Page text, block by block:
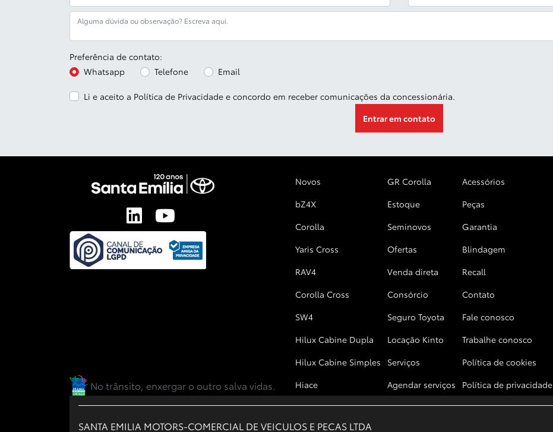
Preferência de contato:
Whatsapp
Telefone Email
Li e aceito a Política de Privacidade e concordo em receber comunicações da concessionária.
Entrar em contato
No trânsito, enxergar o outro salva vidas.
Novos
bZ4X
Corolla
Yaris Cross
RAV4
Corolla Cross
SW4
Hilux Cabine Dupla
Hilux Cabine Simples
Hiace
GR Corolla
Estoque
Seminovos
Ofertas
Venda direta
Consórcio
Seguro Toyota
Locação Kinto
Serviços
Agendar serviços
Acessórios
Peças
Garantia
Blindagem
Recall
Contato
Fale conosco
Trabalhe conosco
Política de cookies
Política de privacidade
SANTA EMILIA MOTORS-COMERCIAL DE VEICULOS E PECAS LTDA